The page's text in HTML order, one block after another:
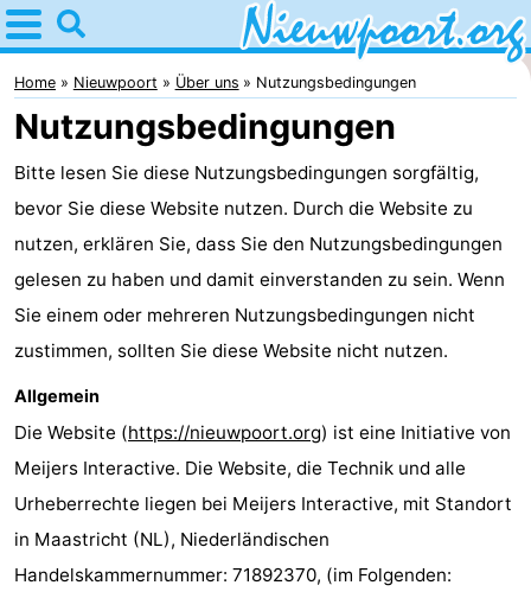
Home
Nieuwpoort
Tipps
Für
kindern
Übernachten
Appartements
-
Holiday
Nieuwpoort
-
Suites
Ferienhäuser
Home Nieuwpoort Über uns Nutzungsbedingungen
Nutzungsbedingungen
Bitte lesen Sie diese Nutzungsbedingungen sorgfältig,
bevor Sie diese Website nutzen. Durch die Website zu
nutzen, erklären Sie, dass Sie den Nutzungsbedingungen
gelesen zu haben und damit einverstanden zu sein. Wenn
Sie einem oder mehreren Nutzungsbedingungen nicht
zustimmen, sollten Sie diese Website nicht nutzen.
Allgemein
Die Website (https://nieuwpoort.org) ist eine Initiative von
Meijers Interactive. Die Website, die Technik und alle
Urheberrechte liegen bei Meijers Interactive, mit Standort
in Maastricht (NL), Niederländischen
Handelskammernummer: 71892370, (im Folgenden: